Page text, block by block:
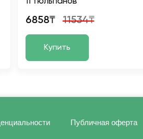
6858₸ 11534₸
Купить
Публичная оферта